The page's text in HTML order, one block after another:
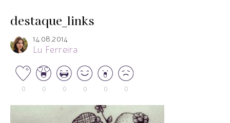
destaque_links
14.08.2014
Lu Ferreira
0 0 0 0 0 0